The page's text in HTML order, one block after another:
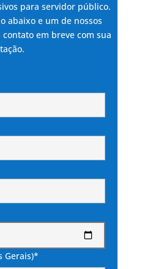
para servidor público.
abaixo e um de nossos
em breve com sua
Gerais)*